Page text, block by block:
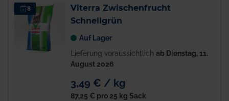
8
Viterra Zwischenfrucht
Schnellgrün
Auf Lager
Lieferung voraussichtlich ab Dienstag, 11.
August 2026
3,49 € / kg
87,25 € pro 25 kg Sack